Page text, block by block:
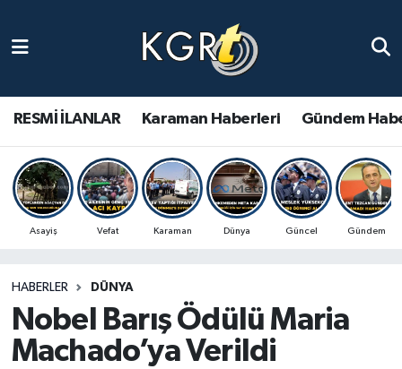
RESMİ İLANLAR Karaman Haberleri Gündem
Asayiş Vefat Karaman Dünya Güncel Gündem
HABERLER DÜNYA
Nobel Barış Ödülü Maria
Machado’ya Verildi
Gündem Haberleri
Güncel Haberler
Spor Haberleri
Ulusal Haberler
Vefat Edenler